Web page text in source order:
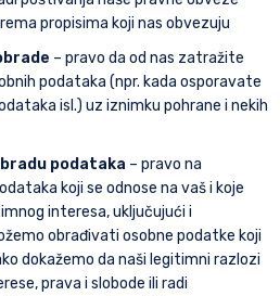
propisima koji nas obvezuju
– pravo da od nas zatražite
podataka (npr. kada osporavate
isl.) uz iznimku pohrane i nekih
podataka – pravo na
koji se odnose na vaš i koje
interesa, uključujući i
obrađivati osobne podatke koji
dokažemo da naši legitimni razlozi
prava i slobode ili radi